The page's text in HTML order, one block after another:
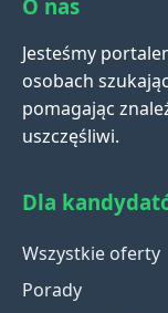
O nas
Jesteśmy
osobach
pomagając
uszczęśliwi.
Dla
Wszystkie oferty
Porady